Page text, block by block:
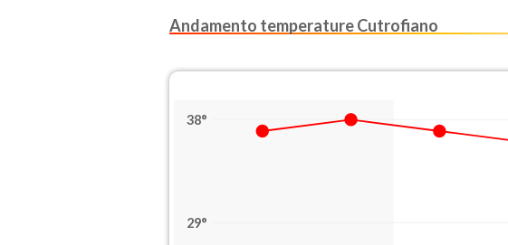
Andamento temperature Cutrofiano
38°
29°